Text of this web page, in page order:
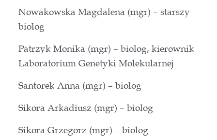
Nowakowska Magdalena (mgr) – starszy
biolog
Patrzyk Monika (mgr) – biolog, kierownik
Laboratorium Genetyki Molekularnej
Santorek Anna (mgr) – biolog
Sikora Arkadiusz (mgr) – biolog
Sikora Grzegorz (mgr) – biolog